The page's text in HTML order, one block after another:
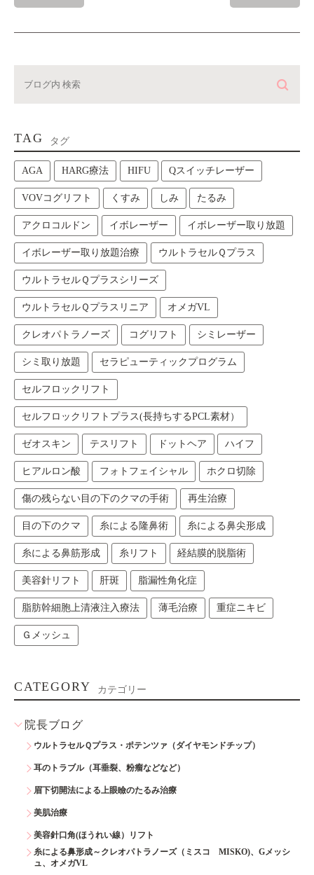
TAG タグ
AGA HARG療法 HIFU Qスイッチレーザー
VOVコグリフト くすみ しみ たるみ
アクロコルドン イボレーザー イボレーザー取り放題
イボレーザー取り放題治療 ウルトラセルＱプラス
ウルトラセルＱプラスシリーズ
ウルトラセルＱプラスリニア オメガVL
クレオパトラノーズ コグリフト シミレーザー
シミ取り放題 セラピューティックプログラム
セルフロックリフト
セルフロックリフトプラス(長持ちするPCL素材）
ゼオスキン テスリフト ドットヘア ハイフ
ヒアルロン酸 フォトフェイシャル ホクロ切除
傷の残らない目の下のクマの手術 再生治療
目の下のクマ 糸による隆鼻術 糸による鼻尖形成
糸による鼻筋形成 糸リフト 経結膜的脱脂術
美容針リフト 肝斑 脂漏性角化症
脂肪幹細胞上清液注入療法 薄毛治療 重症ニキビ
Ｇメッシュ
CATEGORY カテゴリー
院長ブログ
ウルトラセルＱプラス・ポテンツァ（ダイヤモンドチップ）
耳のトラブル（耳垂裂、粉瘤などなど）
眉下切開法による上眼瞼のたるみ治療
美肌治療
美容針口角(ほうれい線）リフト
糸による鼻形成～クレオパトラノーズ（ミスコ MISKO)、Gメッシ
ュ、オメガVL